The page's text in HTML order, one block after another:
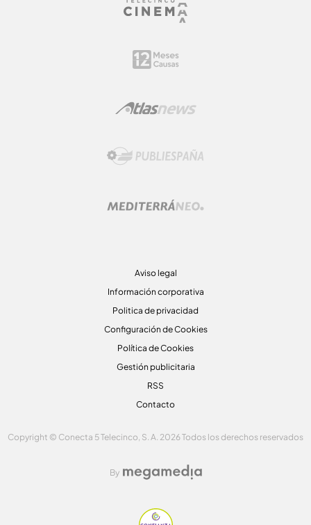
Aviso legal
Información corporativa
Politica de privacidad
Configuración de Cookies
Política de Cookies
Gestión publicitaria
RSS
Contacto
Copyright © Conecta 5 Telecinco, S. A. 2026 Todos los derechos reservados
By